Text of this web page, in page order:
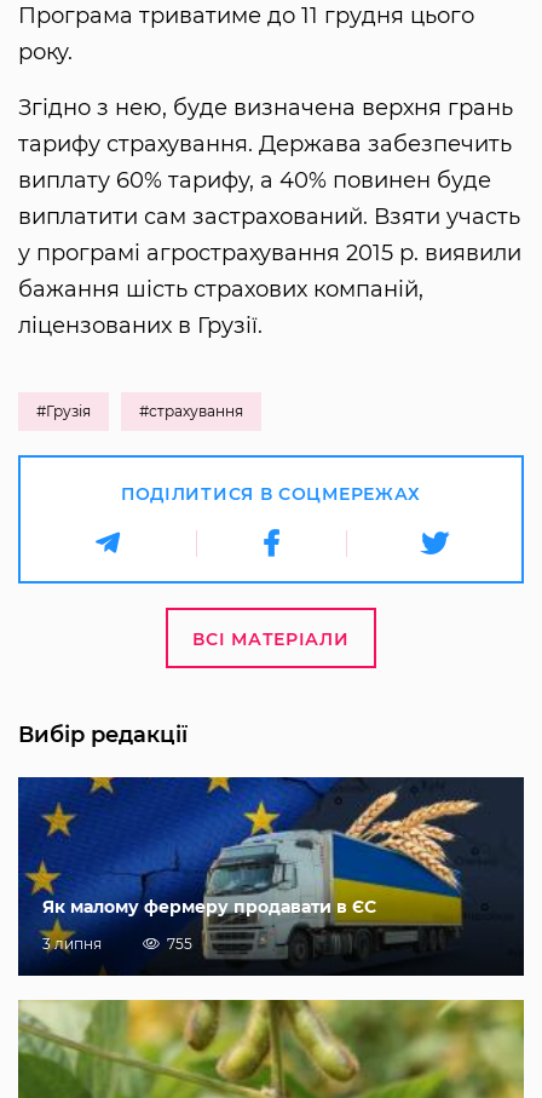
Програма триватиме до 11 грудня цього
року.
Згідно з нею, буде визначена верхня грань
тарифу страхування. Держава забезпечить
виплату 60% тарифу, а 40% повинен буде
виплатити сам застрахований. Взяти участь
у програмі агрострахування 2015 р. виявили
бажання шість страхових компаній,
ліцензованих в Грузії.
#Грузія #страхування
ПОДІЛИТИСЯ В СОЦМЕРЕЖАХ
ВСІ МАТЕРІАЛИ
Вибір редакції
Як малому фермеру продавати в ЄС
3 липня 755